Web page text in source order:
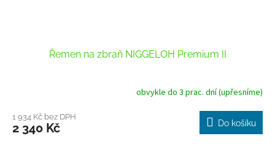
Řemen na zbraň NIGGELOH Premium II
obvykle do 3 prac. dní (upřesníme)
1 934 Kč bez DPH
2 340 Kč Do košíku